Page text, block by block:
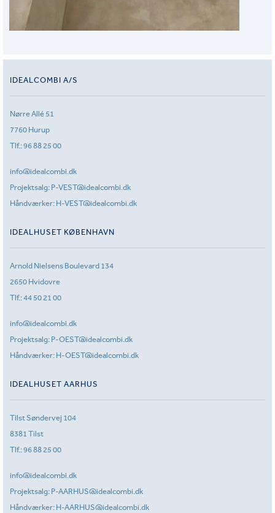
IDEALCOMBI A/S
Nørre Allé 51
7760 Hurup
Tlf.:96 88 25 00
info@idealcombi.dk
Projektsalg: P-VEST@idealcombi.dk
Håndværker: H-VEST@idealcombi.dk
IDEALHUSET KØBENHAVN
Arnold Nielsens Boulevard 134
2650 Hvidovre
Tlf.:44 50 21 00
info@idealcombi.dk
Projektsalg: P-OEST@idealcombi.dk
Håndværker: H-OEST@idealcombi.dk
IDEALHUSET AARHUS
Tilst Søndervej 104
8381 Tilst
Tlf.:96 88 25 00
info@idealcombi.dk
Projektsalg: P-AARHUS@idealcombi.dk
Håndværker: H-AARHUS@idealcombi.dk